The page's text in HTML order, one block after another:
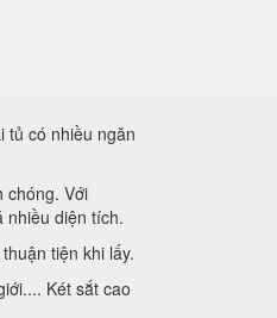
tủ có nhiều ngăn
chóng. Với
nhiều diện tích.
tiện khi lấy.
Két sắt cao